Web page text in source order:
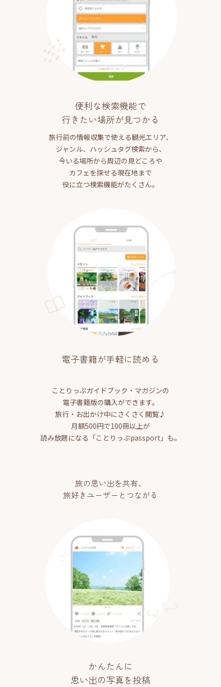
便利な検索機能で
行きたい場所が見つかる
旅行前の情報収集で使える観光エリア、
ジャンル、ハッシュタグ検索から、
今いる場所から周辺の見どころや
カフェを探せる現在地まで
役に立つ検索機能がたくさん。
電子書籍が手軽に読める
ことりっぷガイドブック・マガジンの
電子書籍版の購入ができます。
旅行・お出かけ中にさくさく閲覧♪
月額500円で100冊以上が
読み放題になる「ことりっぷpassport」も。
旅の思い出を共有、
旅好きユーザーとつながる
かんたんに
思い出の写真を投稿